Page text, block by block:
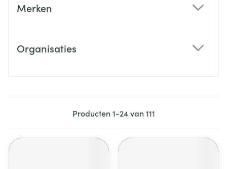
Merken
Organisaties
Producten1-24van111